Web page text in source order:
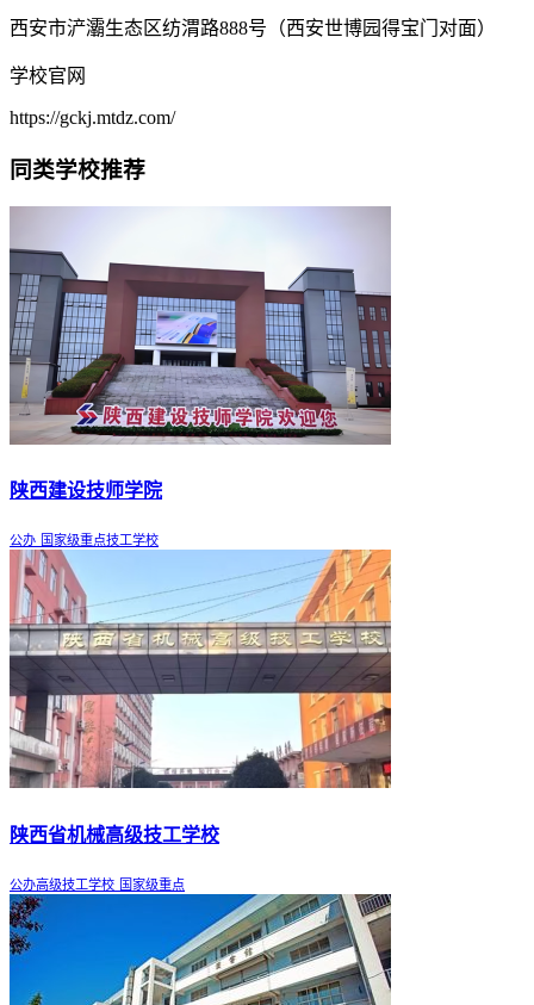
西安市浐灞生态区纺渭路888号（西安世博园得宝门对面）
学校官网
https://gckj.mtdz.com/
同类学校推荐
陕西建设技师学院
公办 国家级重点技工学校
陕西省机械高级技工学校
公办高级技工学校 国家级重点